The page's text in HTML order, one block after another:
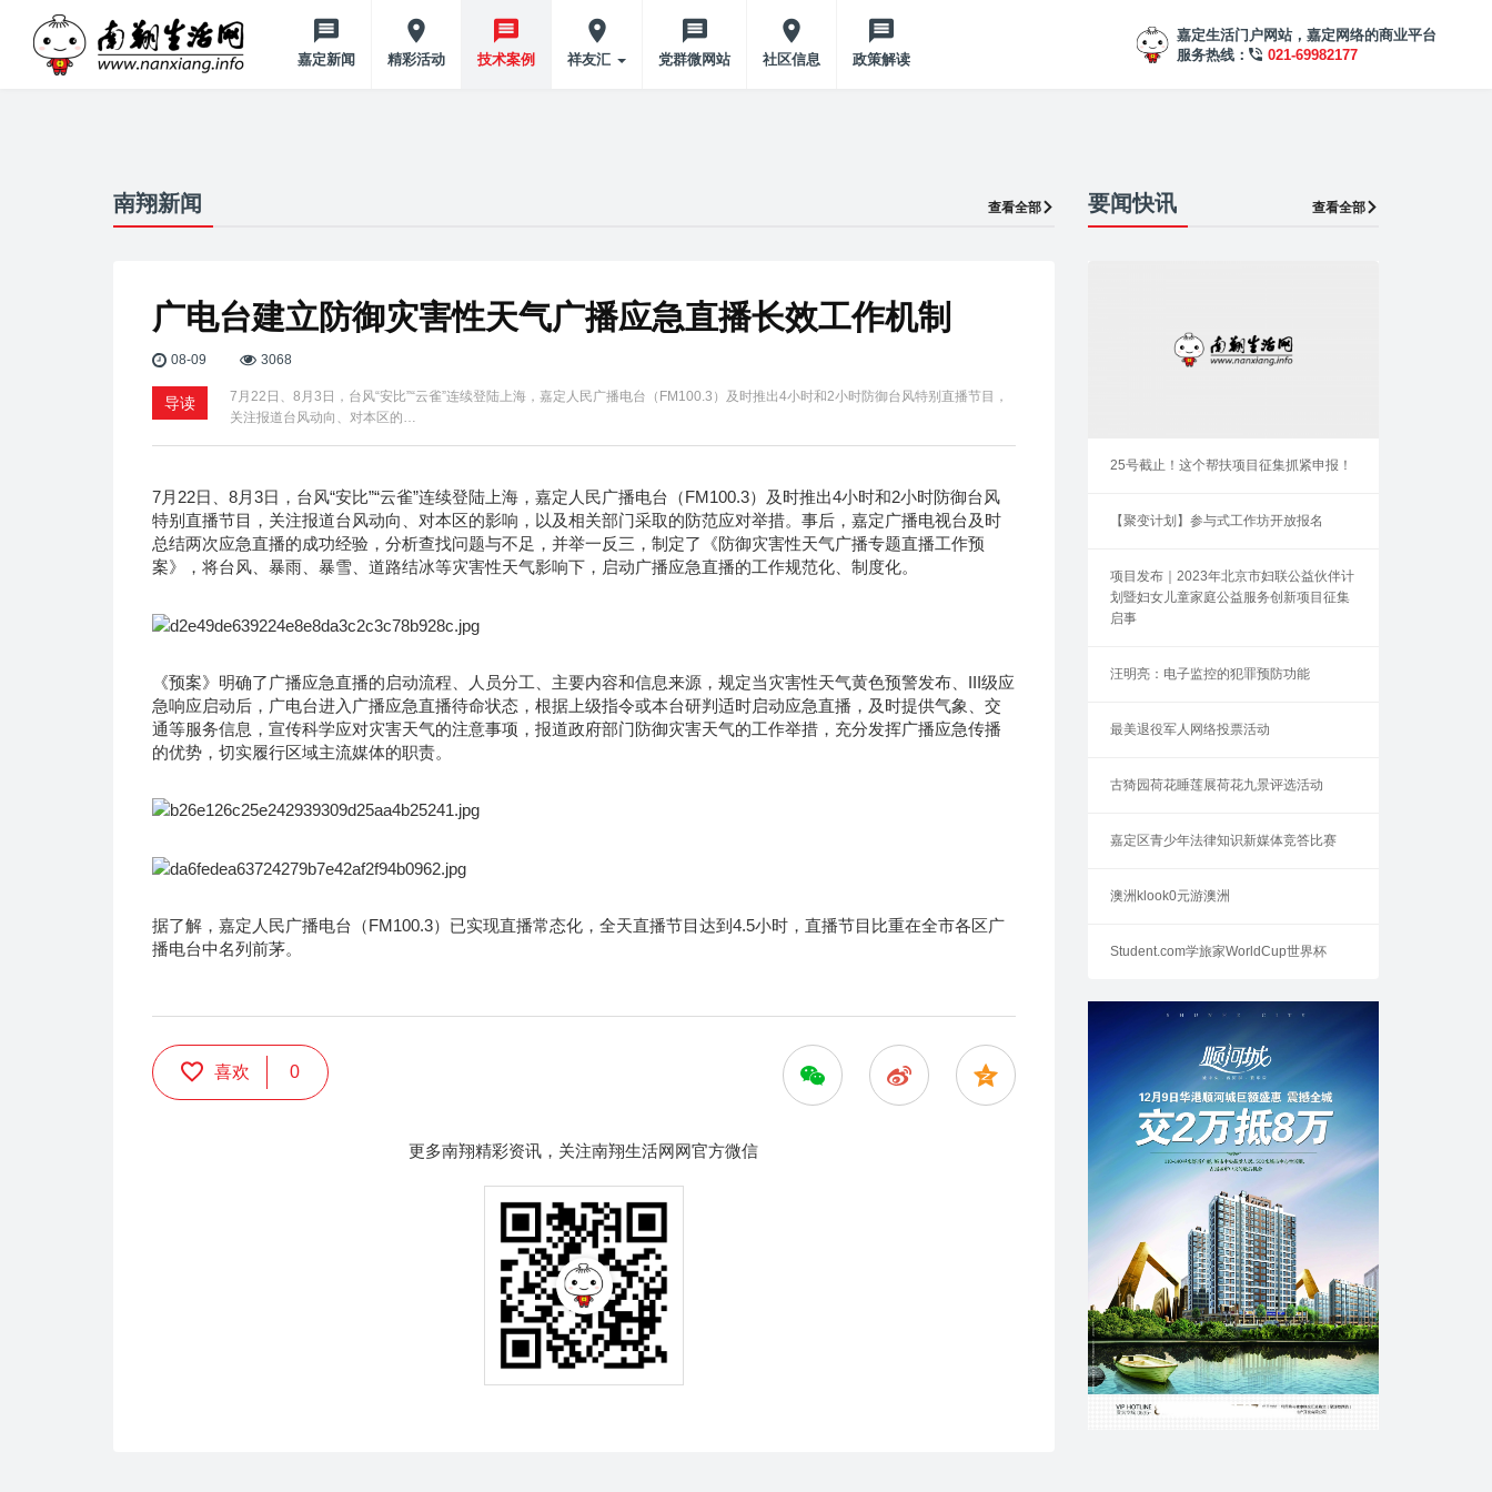
嘉定新闻 精彩活动 技术案例 祥友汇 党群微网站 社区信息 政策解读
嘉定生活门户网站，嘉定网络的商业平台
服务热线：
021-69982177
南翔新闻 查看全部
广电台建立防御灾害性天气广播应急直播长效工作机制
08-09 3068
导读
7月22日、8月3日，台风“安比”“云雀”连续登陆上海，嘉定人民广播电台（FM100.3）及时推出4小时和2小时防御台风特别直播节目，
关注报道台风动向、对本区的…
7月22日、8月3日，台风“安比”“云雀”连续登陆上海，嘉定人民广播电台（FM100.3）及时推出4小时和2小时防御台风
特别直播节目，关注报道台风动向、对本区的影响，以及相关部门采取的防范应对举措。事后，嘉定广播电视台及时
总结两次应急直播的成功经验，分析查找问题与不足，并举一反三，制定了《防御灾害性天气广播专题直播工作预
案》，将台风、暴雨、暴雪、道路结冰等灾害性天气影响下，启动广播应急直播的工作规范化、制度化。
《预案》明确了广播应急直播的启动流程、人员分工、主要内容和信息来源，规定当灾害性天气黄色预警发布、III级应
急响应启动后，广电台进入广播应急直播待命状态，根据上级指令或本台研判适时启动应急直播，及时提供气象、交
通等服务信息，宣传科学应对灾害天气的注意事项，报道政府部门防御灾害天气的工作举措，充分发挥广播应急传播
的优势，切实履行区域主流媒体的职责。
据了解，嘉定人民广播电台（FM100.3）已实现直播常态化，全天直播节目达到4.5小时，直播节目比重在全市各区广
播电台中名列前茅。
喜欢 0
更多南翔精彩资讯，关注南翔生活网网官方微信
要闻快讯 查看全部
25号截止！这个帮扶项目征集抓紧申报！
【聚变计划】参与式工作坊开放报名
项目发布｜2023年北京市妇联公益伙伴计
划暨妇女儿童家庭公益服务创新项目征集
启事
汪明亮：电子监控的犯罪预防功能
最美退役军人网络投票活动
古猗园荷花睡莲展荷花九景评选活动
嘉定区青少年法律知识新媒体竞答比赛
澳洲klook0元游澳洲
Student.com学旅家WorldCup世界杯